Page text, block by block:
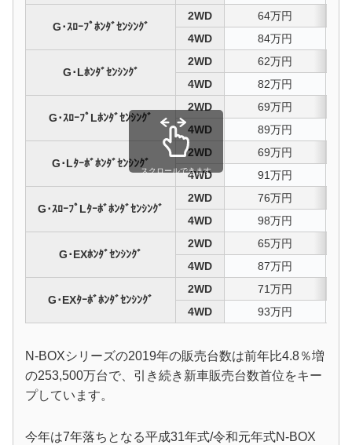
G･ｽﾛｰﾌﾟﾎﾝﾀﾞｾﾝｼﾝｸﾞ
2WD 64万円
4WD
84万円
G･Lﾎﾝﾀﾞｾﾝｼﾝｸﾞ
2WD 62万円
4WD
82万円
G･ｽﾛｰﾌﾟLﾎﾝﾀﾞｾﾝｼﾝｸﾞ
2WD 69万円
4WD
89万円
G･Lﾀｰﾎﾞﾎﾝﾀﾞｾﾝｼﾝｸﾞ
2WD 69万円
4WD
91万円
G･ｽﾛｰﾌﾟLﾀｰﾎﾞﾎﾝﾀﾞｾﾝｼﾝｸﾞ
2WD 76万円
4WD
98万円
G･EXﾎﾝﾀﾞｾﾝｼﾝｸﾞ
2WD 65万円
4WD
87万円
G･EXﾀｰﾎﾞﾎﾝﾀﾞｾﾝｼﾝｸﾞ
2WD 71万円
4WD
93万円
スクロールできます
N-BOXシリーズの2019年の販売台数は前年比4.8％増
の253,500万台で、引き続き新車販売台数首位をキー
プしています。
今年は7年落ちとなる平成31年式/令和元年式N-BOX